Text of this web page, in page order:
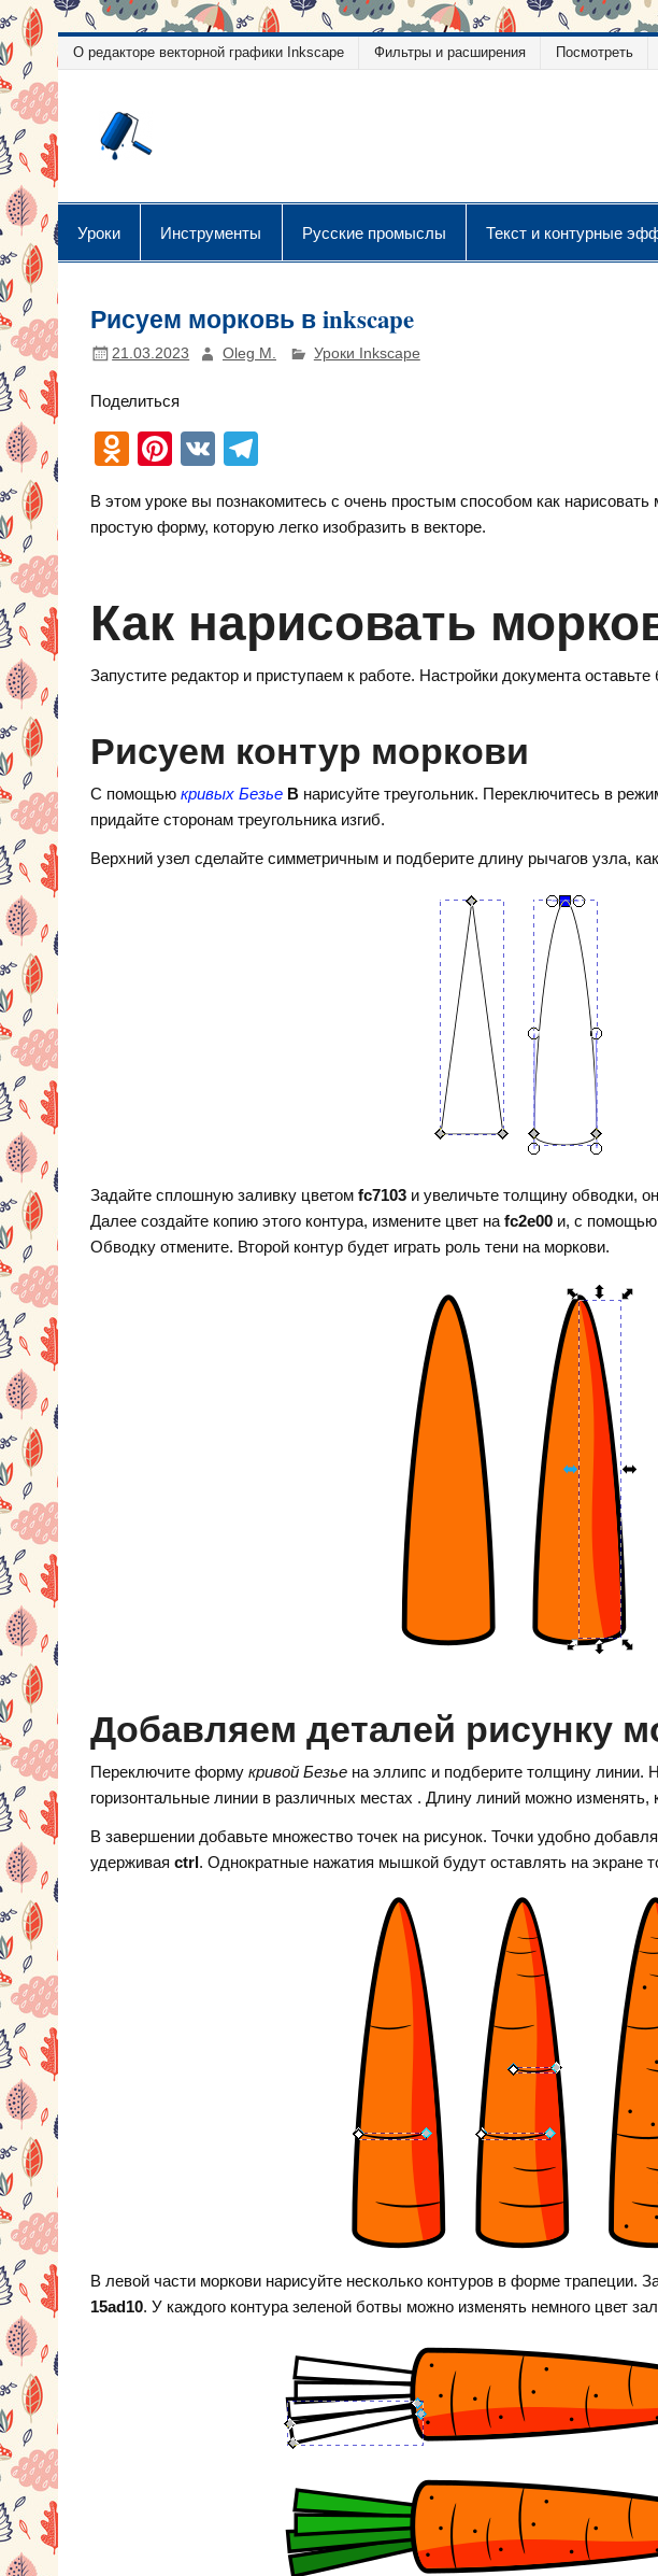
Перейти
к
содержимому
О редакторе векторной графики Inkscape Фильтры и расширения Посмотреть
Уроки Инструменты Русские промыслы Текст и контурные
Рисуем морковь в inkscape
21.03.2023 Oleg M. Уроки Inkscape
Поделиться
O
n
a
ni
Pi
er
V
e
m
В этом уроке вы познакомитесь с очень простым способом как
простую форму, которую легко изобразить в векторе.
Как нарисовать
Запустите редактор и приступаем к работе. Настройки документа оставьте
Рисуем контур моркови
С помощьюкривых Безье В нарисуйте треугольник. Переключитесь в
придайте сторонам треугольника изгиб.
Верхний узел сделайте симметричным и подберите длину рычагов узла,
Задайте сплошную заливку цветомfc7103 и увеличьте толщину обводки,
Далее создайте копию этого контура, измените цвет наfc2e00 и, с помощью
Обводку отмените. Второй контур будет играть роль тени на моркови.
Добавляем деталей рисунку
Переключите формукривой Безье на эллипс и подберите толщину линии.
горизонтальные линии в различных местах . Длину линий можно изменять,
В завершении добавьте множество точек на рисунок. Точки удобно
удерживаяctrl. Однократные нажатия мышкой будут оставлять на экране
В левой части моркови нарисуйте несколько контуров в форме трапеции.
15ad10. У каждого контура зеленой ботвы можно изменять немного цвет